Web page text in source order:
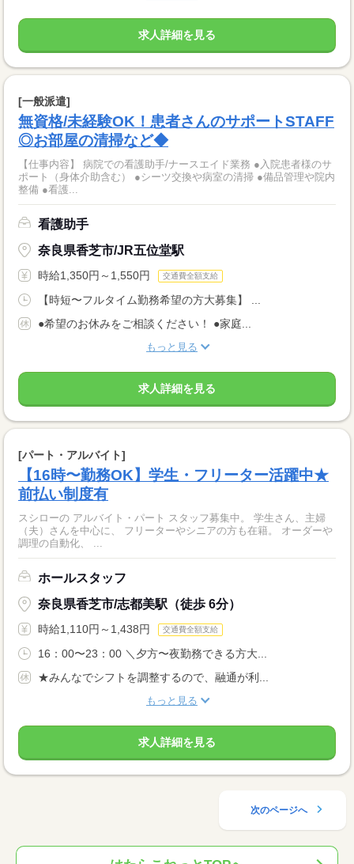
求人詳細を見る
[一般派遣]
無資格/未経験OK！患者さんのサポートSTAFF
◎お部屋の清掃など◆
【仕事内容】 病院での看護助手/ナースエイド業務 ●入院患者様のサ
ポート（身体介助含む） ●シーツ交換や病室の清掃 ●備品管理や院内
整備 ●看護...
看護助手
奈良県香芝市/JR五位堂駅
時給1,350円～1,550円 交通費全額支給
【時短〜フルタイム勤務希望の方大募集】 ...
●希望のお休みをご相談ください！ ●家庭...
もっと見る
求人詳細を見る
[パート・アルバイト]
【16時〜勤務OK】学生・フリーター活躍中★
前払い制度有
スシローの アルバイト・パート スタッフ募集中。 学生さん、主婦
（夫）さんを中心に、 フリーターやシニアの方も在籍。 オーダーや
調理の自動化、 ...
ホールスタッフ
奈良県香芝市/志都美駅（徒歩 6分）
時給1,110円～1,438円 交通費全額支給
16：00〜23：00 ＼夕方〜夜勤務できる方大...
★みんなでシフトを調整するので、融通が利...
もっと見る
求人詳細を見る
次のページへ